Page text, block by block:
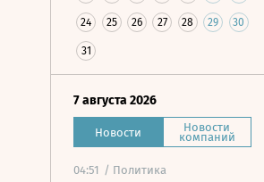
24 25 26 27 28 29 30
31
7 августа 2026
Новости Новости
компаний
04:51 / Политика